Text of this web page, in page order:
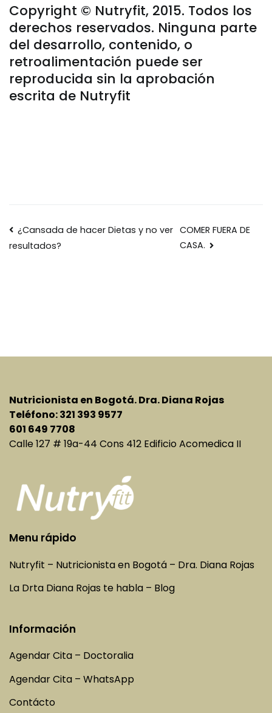
Copyright © Nutryfit, 2015. Todos los
derechos reservados. Ninguna parte
del desarrollo, contenido, o
retroalimentación puede ser
reproducida sin la aprobación
escrita de Nutryfit
Navegación
¿Cansada de hacer Dietas y no ver
resultados?
COMER FUERA DE
CASA.
Nutricionista en Bogotá. Dra. Diana Rojas
Teléfono: 321 393 9577
601 649 7708
Calle 127 # 19a-44 Cons 412 Edificio Acomedica II
Menu rápido
Nutryfit – Nutricionista en Bogotá – Dra. Diana Rojas
La Drta Diana Rojas te habla – Blog
Información
Agendar Cita – Doctoralia
Agendar Cita – WhatsApp
Contácto